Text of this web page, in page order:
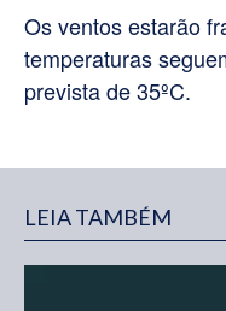
Os ventos estarão
temperaturas
prevista de 35ºC.
LEIA TAMBÉM